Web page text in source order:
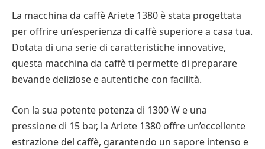
La macchina da caffè Ariete 1380 è stata progettata
per offrire un’esperienza di caffè superiore a casa tua.
Dotata di una serie di caratteristiche innovative,
questa macchina da caffè ti permette di preparare
bevande deliziose e autentiche con facilità.
Con la sua potente potenza di 1300 W e una
pressione di 15 bar, la Ariete 1380 offre un’eccellente
estrazione del caffè, garantendo un sapore intenso e